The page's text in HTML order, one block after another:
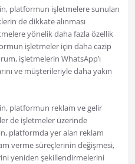
platformun işletmelere sunulan
de dikkate alınması
yönelik daha fazla özellik
işletmeler için daha cazip
işletmelerin WhatsApp’ı
ve müşterileriyle daha yakın
platformun reklam ve gelir
de işletmeler üzerinde
platformda yer alan reklam
verme süreçlerinin değişmesi,
yeniden şekillendirmelerini